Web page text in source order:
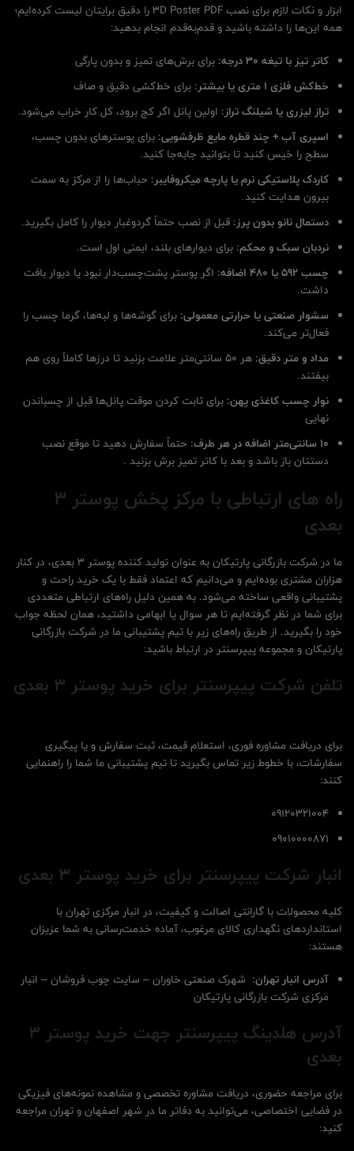
ابزار و نکات لازم برای نصب 3D Poster PDF را دقیق برایتان لیست کرده‌ایم؛
همه این‌ها را داشته باشید و قدم‌به‌قدم انجام بدهید:
کاتر تیز با تیغه ۳۰ درجه:
برای برش‌های تمیز و بدون پارگی
خط‌کش فلزی ۱ متری یا بیشتر:
برای خط‌کشی دقیق و صاف
تراز لیزری یا شیلنگ تراز: اولین پانل اگر کج برود، کل کار خراب می‌شود.
اسپری آب + چند قطره مایع ظرفشویی: برای پوسترهای بدون چسب،
سطح را خیس کنید تا بتوانید جابه‌جا کنید.
کاردک پلاستیکی نرم یا پارچه میکروفایبر: حباب‌ها را از مرکز به سمت
بیرون هدایت کنید.
دستمال نانو بدون پرز: قبل از نصب حتماً گردوغبار دیوار را کامل بگیرید.
نردبان سبک و محکم: برای دیوارهای بلند، ایمنی اول است.
چسب ۵۹۲ یا ۴۸۰ اضافه:
اگر پوستر پشت‌چسب‌دار نبود یا دیوار بافت
داشت.
سشوار صنعتی یا حرارتی معمولی: برای گوشه‌ها و لبه‌ها، گرما چسب را
فعال‌تر می‌کند.
مداد و متر دقیق:
هر ۵۰ سانتی‌متر علامت بزنید تا درزها کاملاً روی هم
بیفتند.
نوار چسب کاغذی پهن: برای ثابت کردن موقت پانل‌ها قبل از چسباندن
نهایی
۱۰ سانتی‌متر اضافه در هر طرف:
حتماً سفارش دهید تا موقع نصب
دستتان باز باشد و بعد با کاتر تمیز برش بزنید .
راه های ارتباطی با مرکز پخش پوستر 3
بعدی
ما در شرکت بازرگانی پارتیکان به عنوان تولید کننده پوستر 3 بعدی، در کنار
هزاران مشتری بوده‌ایم و می‌دانیم که اعتماد فقط با یک خرید راحت و
پشتیبانی واقعی ساخته می‌شود. به همین دلیل راه‌های ارتباطی متعددی
برای شما در نظر گرفته‌ایم تا هر سوال یا ابهامی داشتید، همان لحظه جواب
خود را بگیرید. از طریق راه‌های زیر با تیم پشتیبانی ما در شرکت بازرگانی
پارتیکان و مجموعه پیپرسنتر در ارتباط باشید:
تلفن شرکت پیپرسنتر برای خرید پوستر 3 بعدی
برای دریافت مشاوره فوری، استعلام قیمت، ثبت سفارش و یا پیگیری
سفارشات، با خطوط زیر تماس بگیرید تا تیم پشتیبانی ما شما را راهنمایی
کنند:
۰۹۱۲۰۳۲۱۰۰۴
۰۹۰۱۰۰۰۰۸۷۱
انبار شرکت پیپرسنتر برای خرید پوستر 3 بعدی
کلیه محصولات با گارانتی اصالت و کیفیت، در انبار مرکزی تهران با
استانداردهای نگهداری کالای مرغوب، آماده خدمت‌رسانی به شما عزیزان
هستند:
آدرس انبار تهران: شهرک صنعتی خاوران – سایت چوب فروشان – انبار
مرکزی شرکت بازرگانی پارتیکان
آدرس هلدینگ پیپرسنتر جهت خرید پوستر 3
بعدی
برای مراجعه حضوری، دریافت مشاوره تخصصی و مشاهده نمونه‌های فیزیکی
در فضایی اختصاصی، می‌توانید به دفاتر ما در شهر اصفهان و تهران مراجعه
کنید: